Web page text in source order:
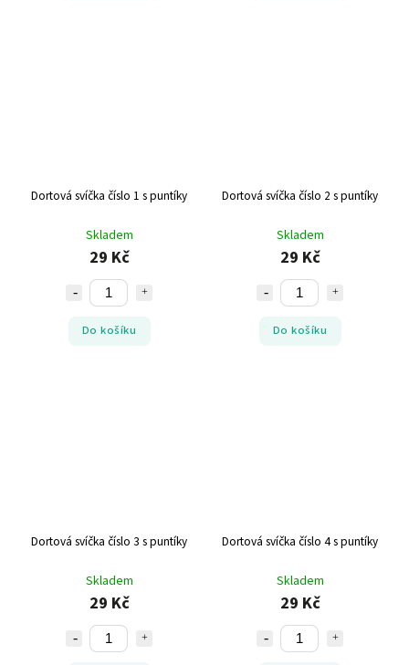
Dortová svíčka číslo 1 s puntíky
Skladem
29 Kč
Do košíku
Dortová svíčka číslo 2 s puntíky
Skladem
29 Kč
Do košíku
Dortová svíčka číslo 3 s puntíky
Skladem
29 Kč
Dortová svíčka číslo 4 s puntíky
Skladem
29 Kč